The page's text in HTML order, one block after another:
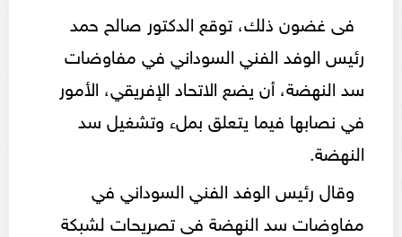
فى غضون ذلك، توقع الدكتور صالح حمد
رئيس الوفد الفني السوداني في مفاوضات
سد النهضة، أن يضع الاتحاد الإفريقي، الأمور
في نصابها فيما يتعلق بملء وتشغيل سد
النهضة.
وقال رئيس الوفد الفني السوداني في
مفاوضات سد النهضة فى تصريحات لشبكة